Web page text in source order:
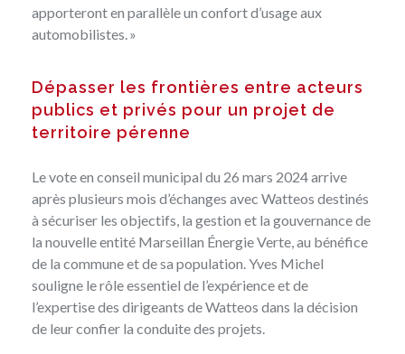
apporteront en parallèle un confort d’usage aux
automobilistes. »
Dépasser les frontières entre acteurs
publics et privés pour un projet de
territoire pérenne
Le vote en conseil municipal du 26 mars 2024 arrive
après plusieurs mois d’échanges avec Watteos destinés
à sécuriser les objectifs, la gestion et la gouvernance de
la nouvelle entité Marseillan Énergie Verte, au bénéfice
de la commune et de sa population. Yves Michel
souligne le rôle essentiel de l’expérience et de
l’expertise des dirigeants de Watteos dans la décision
de leur confier la conduite des projets.